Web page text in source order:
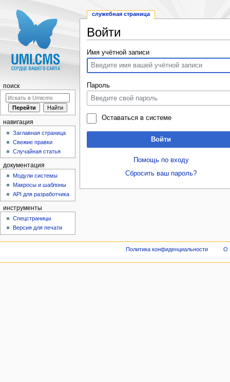
Войти
Имя учётной записи
Пароль
Оставаться в системе
Войти
Помощь по входу
Сбросить ваш пароль?
служебная страница
поиск
навигация
Заглавная страница
Свежие правки
Случайная статья
документация
Модули системы
Макросы и шаблоны
API для разработчика
инструменты
Спецстраницы
Версия для печати
Политика конфиденциальности О